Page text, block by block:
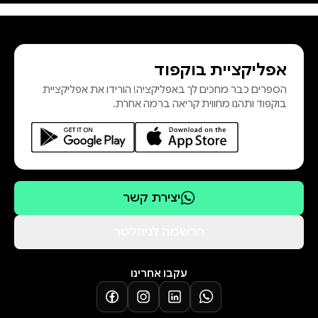
סקוטלנד, היא בוגרת אוניברסיטת
אדינבורו, ומרבה למקם את יצירותיה
בנוף ילדותה המוכר והאהוב. היא
פרסמה למעלה מ־60 ספרים שראו א
אפליקציית בוקפוד
הספרים כבר מחכים לך באפליקציה! הורידו את אפליקציית
בוקפוד ותהנו מחווית קריאה ברמה אחרת.
יצירת קשר
עקבו אחרינו